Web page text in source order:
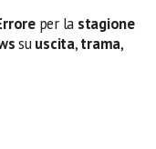
per la stagione
suuscita,trama,